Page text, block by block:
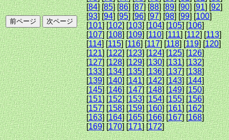
[84] [85] [86] [87] [88] [89] [90] [91] [92]
[93] [94] [95] [96] [97] [98] [99] [100]
[101] [102] [103] [104] [105] [106]
[107] [108] [109] [110] [111] [112] [113]
[114] [115] [116] [117] [118] [119] [120]
[121] [122] [123] [124] [125] [126]
[127] [128] [129] [130] [131] [132]
[133] [134] [135] [136] [137] [138]
[139] [140] [141] [142] [143] [144]
[145] [146] [147] [148] [149] [150]
[151] [152] [153] [154] [155] [156]
[157] [158] [159] [160] [161] [162]
[163] [164] [165] [166] [167] [168]
[169] [170] [171] [172]